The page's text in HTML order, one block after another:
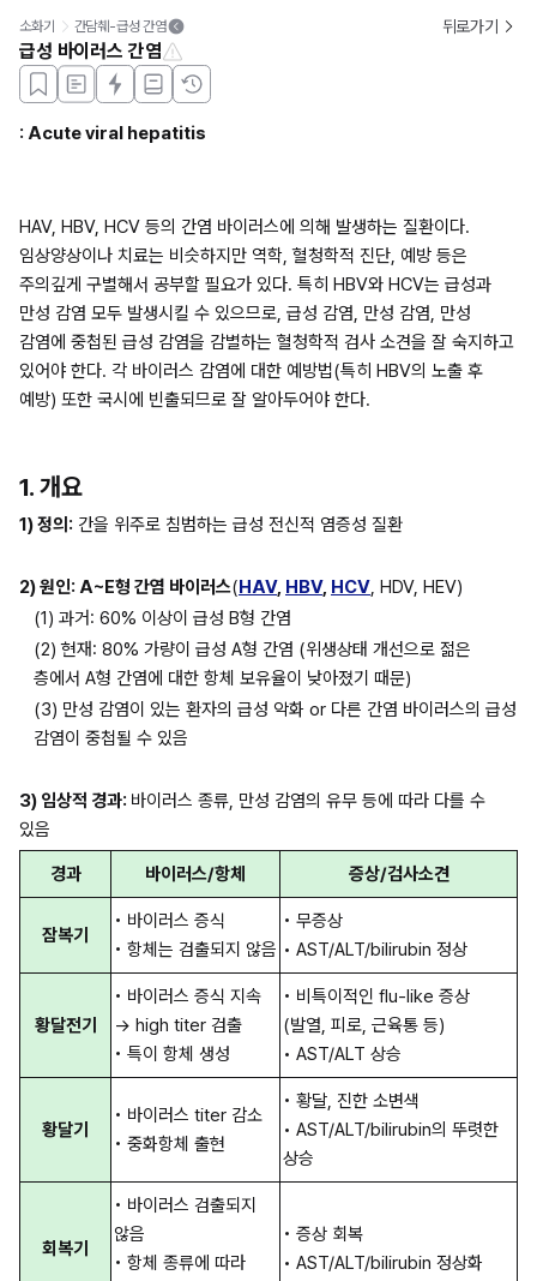
소화기 간담췌-급성 간염 뒤로가기
급성 바이러스 간염
: Acute viral hepatitis
HAV, HBV, HCV 등의 간염 바이러스에 의해 발생하는 질환이다.
임상양상이나 치료는 비슷하지만 역학, 혈청학적 진단, 예방 등은
주의깊게 구별해서 공부할 필요가 있다. 특히 HBV와 HCV는 급성과
만성 감염 모두 발생시킬 수 있으므로, 급성 감염, 만성 감염, 만성
감염에 중첩된 급성 감염을 감별하는 혈청학적 검사 소견을 잘 숙지하고
있어야 한다. 각 바이러스 감염에 대한 예방법(특히 HBV의 노출 후
예방) 또한 국시에 빈출되므로 잘 알아두어야 한다.
1. 개요
1) 정의: 간을 위주로 침범하는 급성 전신적 염증성 질환
2) 원인: A~E형 간염 바이러스(HAV, HBV, HCV, HDV, HEV)
(1) 과거: 60% 이상이 급성 B형 간염
(2) 현재: 80% 가량이 급성 A형 간염 (위생상태 개선으로 젊은
층에서 A형 간염에 대한 항체 보유율이 낮아졌기 때문)
(3) 만성 감염이 있는 환자의 급성 악화 or 다른 간염 바이러스의 급성
감염이 중첩될 수 있음
3) 임상적 경과: 바이러스 종류, 만성 감염의 유무 등에 따라 다를 수
있음
경과 바이러스/항체 증상/검사소견
잠복기
• 바이러스 증식
• 항체는 검출되지 않음
• 무증상
• AST/ALT/bilirubin 정상
황달전기
• 바이러스 증식 지속
→ high titer 검출
• 특이 항체 생성
• 비특이적인 flu-like 증상
(발열, 피로, 근육통 등)
• AST/ALT 상승
황달기
• 바이러스 titer 감소
• 중화항체 출현
• 황달, 진한 소변색
• AST/ALT/bilirubin의 뚜렷한
상승
회복기
• 바이러스 검출되지
않음
• 항체 종류에 따라
• 증상 회복
• AST/ALT/bilirubin 정상화